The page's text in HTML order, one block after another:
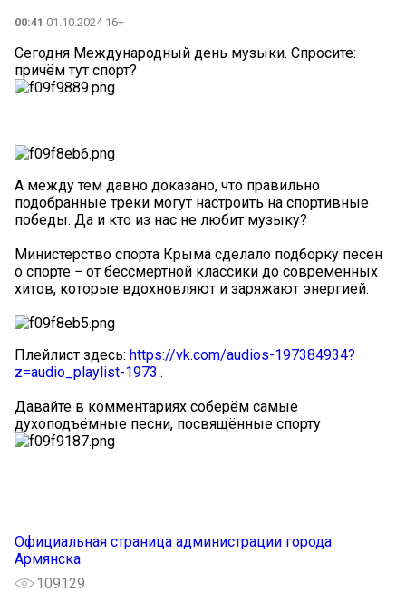
00:41 01.10.2024 16+
Сегодня Международный день музыки. Спросите:
причём тут спорт?
А между тем давно доказано, что правильно
подобранные треки могут настроить на спортивные
победы. Да и кто из нас не любит музыку?
Министерство спорта Крыма сделало подборку песен
о спорте − от бессмертной классики до современных
хитов, которые вдохновляют и заряжают энергией.
Плейлист здесь: https://vk.com/audios-197384934?
z=audio_playlist-1973..
Давайте в комментариях соберём самые
духоподъёмные песни, посвящённые спорту
Официальная страница администрации города
Армянска
109129